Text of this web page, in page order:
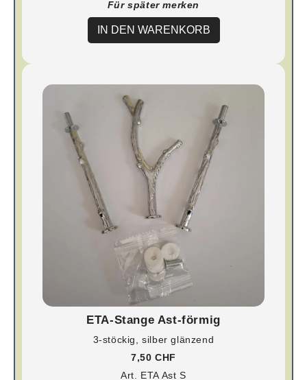
Für später merken
IN DEN WARENKORB
ETA-Stange Ast-förmig
3-stöckig, silber glänzend
7,50 CHF
Art. ETA Ast S